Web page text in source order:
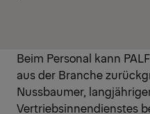
Beim Personal kann
aus der Branche
Nussbaumer,
Vertriebsinnendienstes